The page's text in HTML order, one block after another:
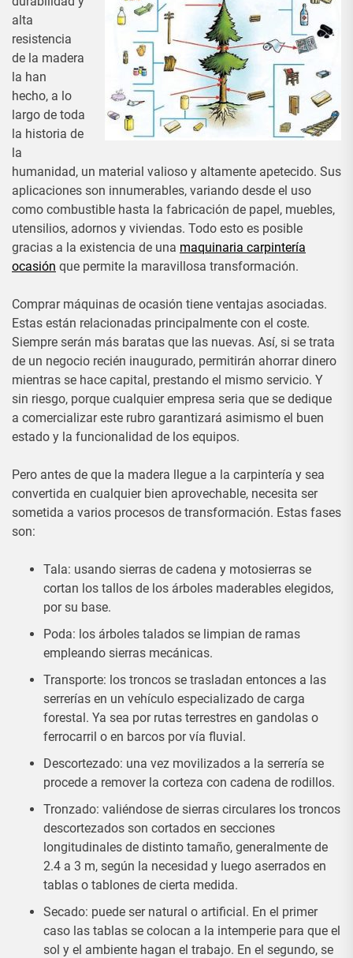
alta
resistencia
de la madera
la han
hecho, a lo
largo de toda
la historia de
la
humanidad, un material valioso y altamente apetecido. Sus
aplicaciones son innumerables, variando desde el uso
como combustible hasta la fabricación de papel, muebles,
utensilios, adornos y viviendas. Todo esto es posible
gracias a la existencia de una maquinaria carpintería
ocasión que permite la maravillosa transformación.
Comprar máquinas de ocasión tiene ventajas asociadas.
Estas están relacionadas principalmente con el coste.
Siempre serán más baratas que las nuevas. Así, si se trata
de un negocio recién inaugurado, permitirán ahorrar dinero
mientras se hace capital, prestando el mismo servicio. Y
sin riesgo, porque cualquier empresa seria que se dedique
a comercializar este rubro garantizará asimismo el buen
estado y la funcionalidad de los equipos.
Pero antes de que la madera llegue a la carpintería y sea
convertida en cualquier bien aprovechable, necesita ser
sometida a varios procesos de transformación. Estas fases
son:
Tala: usando sierras de cadena y motosierras se
cortan los tallos de los árboles maderables elegidos,
por su base.
Poda: los árboles talados se limpian de ramas
empleando sierras mecánicas.
Transporte: los troncos se trasladan entonces a las
serrerías en un vehículo especializado de carga
forestal. Ya sea por rutas terrestres en gandolas o
ferrocarril o en barcos por vía fluvial.
Descortezado: una vez movilizados a la serrería se
procede a remover la corteza con cadena de rodillos.
Tronzado: valiéndose de sierras circulares los troncos
descortezados son cortados en secciones
longitudinales de distinto tamaño, generalmente de
2.4 a 3 m, según la necesidad y luego aserrados en
tablas o tablones de cierta medida.
Secado: puede ser natural o artificial. En el primer
caso las tablas se colocan a la intemperie para que el
sol y el ambiente hagan el trabajo. En el segundo, se